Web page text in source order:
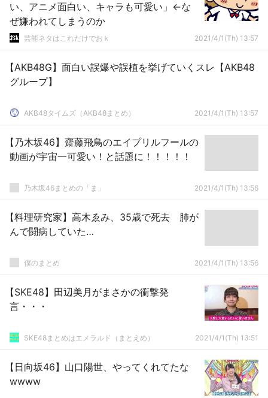
い、アニメ面白い、キャラも可愛い」←な
ぜ嫌われてしまうのか
芸能ネタはこれだけでおｋ 2021/4/1(Th) 13:57
【AKB48G】面白い誤爆や誤植を挙げていくスレ【AKB48
グループ】
AKB48タイムズ（AKB48まとめ） 2021/4/1(Th) 13:57
【乃木坂46】齋藤飛鳥のエイプリルフールの
動画が宇宙一可愛い！と話題に！！！！！
乃木坂46まとめの「ま」 2021/4/1(Th) 13:56
【料理研究家】高木ゑみ、35歳で死去 肺が
んで闘病していた…
僕のまとめ 2021/4/1(Th) 13:56
【SKE48】田辺美月がまさかの衝撃発
言・・・
SKE48まとめはエメラルド（まとえめ） 2021/4/1(Th) 13:51
【日向坂46】山口陽世、やってくれてたな
wwww